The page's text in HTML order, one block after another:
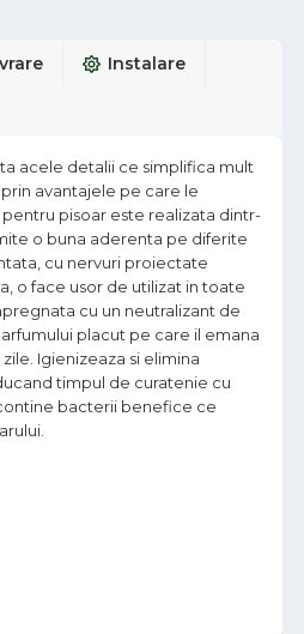
Instalare
acele detalii ce simplifica mult
avantajele pe care le
pisoar este realizata dintr-
o buna aderenta pe diferite
cu nervuri proiectate
o face usor de utilizat in toate
cu un neutralizant de
placut pe care il emana
Igienizeaza si elimina
timpul de curatenie cu
bacterii benefice ce